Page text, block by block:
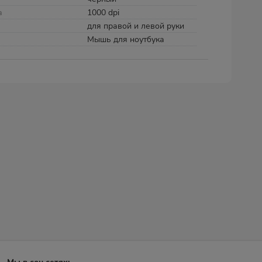
1000 dpi
для правой и левой руки
Мышь для ноутбука